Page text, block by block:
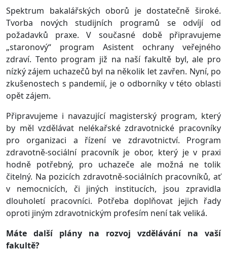
Spektrum bakalářských oborů je dostatečně široké.
Tvorba nových studijních programů se odvíjí od
požadavků praxe. V současné době připravujeme
„staronový“ program Asistent ochrany veřejného
zdraví. Tento program již na naší fakultě byl, ale pro
nízký zájem uchazečů byl na několik let zavřen. Nyní, po
zkušenostech s pandemií, je o odborníky v této oblasti
opět zájem.
Připravujeme i navazující magisterský program, který
by měl vzdělávat nelékařské zdravotnické pracovníky
pro organizaci a řízení ve zdravotnictví. Program
zdravotně-sociální pracovník je obor, který je v praxi
hodně potřebný, pro uchazeče ale možná ne tolik
čitelný. Na pozicích zdravotně-sociálních pracovníků, ať
v nemocnicích, či jiných institucích, jsou zpravidla
dlouholetí pracovníci. Potřeba doplňovat jejich řady
oproti jiným zdravotnickým profesím není tak veliká.
Máte další plány na rozvoj vzdělávání na vaší
fakultě?